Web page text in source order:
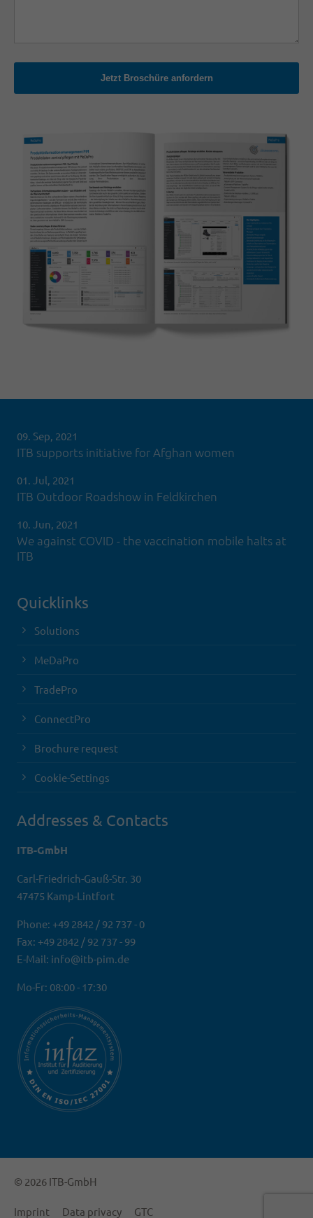
Jetzt Broschüre anfordern
09. Sep, 2021
ITB supports initiative for Afghan women
01. Jul, 2021
ITB Outdoor Roadshow in Feldkirchen
10. Jun, 2021
We against COVID - the vaccination mobile halts at
ITB
Quicklinks
Solutions
MeDaPro
TradePro
ConnectPro
Brochure request
Cookie-Settings
Addresses & Contacts
ITB-GmbH
Carl-Friedrich-Gauß-Str. 30
47475 Kamp-Lintfort
Phone: +49 2842 / 92 737 - 0
Fax: +49 2842 / 92 737 - 99
E-Mail: info@itb-pim.de
Mo-Fr: 08:00 - 17:30
© 2026 ITB-GmbH
Imprint Data privacy GTC